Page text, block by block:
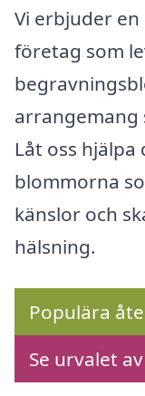
Vi erbjuder
företag som
arrangemang
Låt oss
blommorna
känslor och
hälsning.
Populära
Se urvalet